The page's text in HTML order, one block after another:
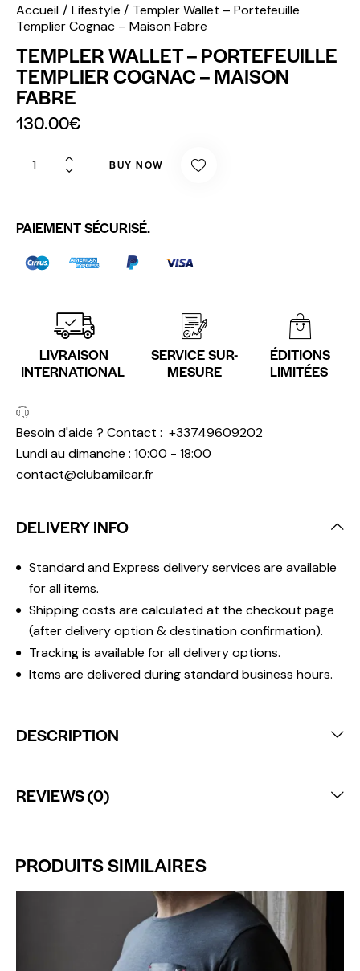
Accueil Lifestyle
Templer Wallet – Portefeuille
Templier Cognac – Maison Fabre
TEMPLER WALLET – PORTEFEUILLE
TEMPLIER COGNAC – MAISON
FABRE
130.00€
BUY NOW
PAIEMENT SÉCURISÉ.
LIVRAISON
INTERNATIONAL
SERVICE SUR-
MESURE
ÉDITIONS
LIMITÉES
Besoin d'aide ? Contact : +33749609202
Lundi au dimanche : 10:00 - 18:00
contact@clubamilcar.fr
DELIVERY INFO
Standard and Express delivery services are available
for all items.
Shipping costs are calculated at the checkout page
(after delivery option & destination confirmation).
Tracking is available for all delivery options.
Items are delivered during standard business hours.
DESCRIPTION
REVIEWS (0)
PRODUITS SIMILAIRES